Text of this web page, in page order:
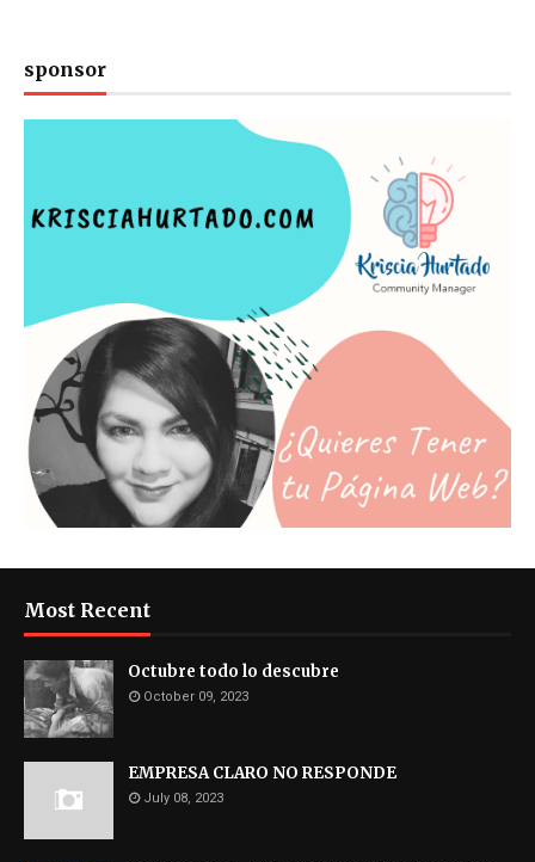
sponsor
Most Recent
Octubre todo lo descubre
October 09, 2023
EMPRESA CLARO NO RESPONDE
July 08, 2023